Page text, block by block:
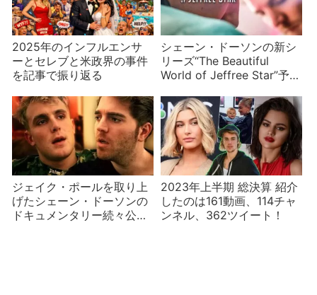
2025年のインフルエンサ
ーとセレブと米政界の事件
を記事で振り返る
シェーン・ドーソンの新シ
リーズ“The Beautiful
World of Jeffree Star”予告
ジェイク・ポールを取り上
げたシェーン・ドーソンの
ドキュメンタリー続々公
2023年上半期 総決算 紹介
したのは161動画、114チャ
ンネル、362ツイート！